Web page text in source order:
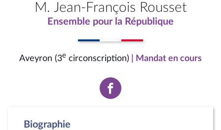
M. Jean-François Rousset
Ensemble pour la République
Aveyron (3e circonscription) | Mandat en cours
Voir
la
Biographie